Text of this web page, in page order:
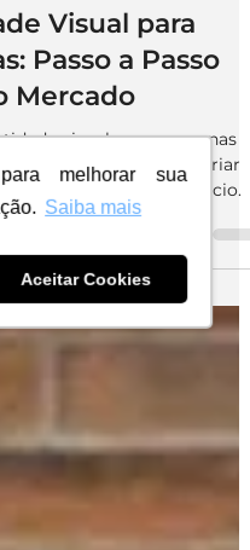
melhorar sua
Saiba mais
Aceitar Cookies
Visual para
Passo a Passo
Mercado
visual para pequenas
quais programas para criar
para inspirar seu negócio.